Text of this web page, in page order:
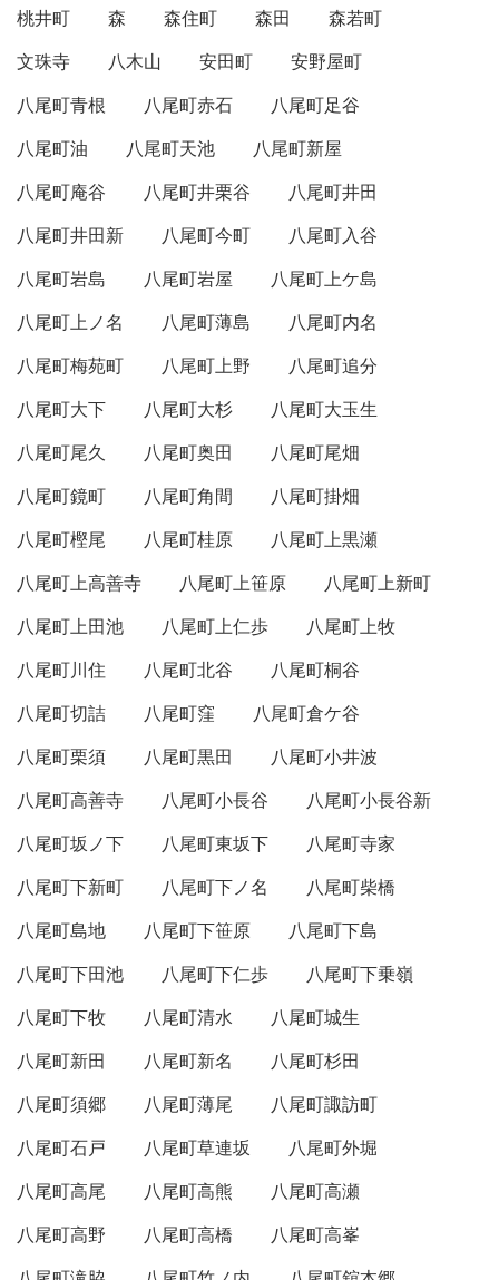
桃井町 森 森住町 森田
森若町
文珠寺
八木山 安田町
安野屋町
八尾町青根
八尾町赤石
八尾町足谷
八尾町油
八尾町天池
八尾町新屋
八尾町庵谷
八尾町井栗谷
八尾町井田
八尾町井田新
八尾町今町
八尾町入谷
八尾町岩島
八尾町岩屋
八尾町上ケ島
八尾町上ノ名
八尾町薄島
八尾町内名
八尾町梅苑町
八尾町上野
八尾町追分
八尾町大下
八尾町大杉
八尾町大玉生
八尾町尾久
八尾町奥田
八尾町尾畑
八尾町鏡町
八尾町角間
八尾町掛畑
八尾町樫尾
八尾町桂原
八尾町上黒瀬
八尾町上高善寺
八尾町上笹原
八尾町上新町
八尾町上田池
八尾町上仁歩
八尾町上牧
八尾町川住
八尾町北谷
八尾町桐谷
八尾町切詰
八尾町窪
八尾町倉ケ谷
八尾町栗須
八尾町黒田
八尾町小井波
八尾町高善寺
八尾町小長谷
八尾町小長谷新
八尾町坂ノ下
八尾町東坂下
八尾町寺家
八尾町下新町
八尾町下ノ名
八尾町柴橋
八尾町島地
八尾町下笹原
八尾町下島
八尾町下田池
八尾町下仁歩
八尾町下乗嶺
八尾町下牧
八尾町清水
八尾町城生
八尾町新田
八尾町新名
八尾町杉田
八尾町須郷
八尾町薄尾
八尾町諏訪町
八尾町石戸
八尾町草連坂
八尾町外堀
八尾町高尾
八尾町高熊
八尾町高瀬
八尾町高野
八尾町高橋
八尾町高峯